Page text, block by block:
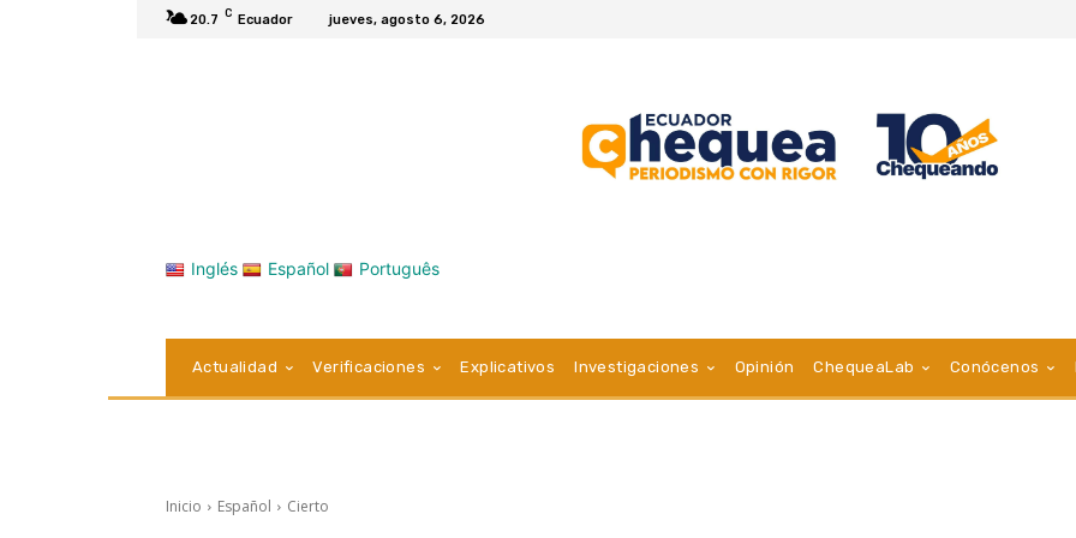
20.7 C Ecuador jueves, agosto 6, 2026
Inglés Español Português
Actualidad Verificaciones Explicativos Investigaciones Opinión ChequeaLab Conócenos
Inicio Español Cierto